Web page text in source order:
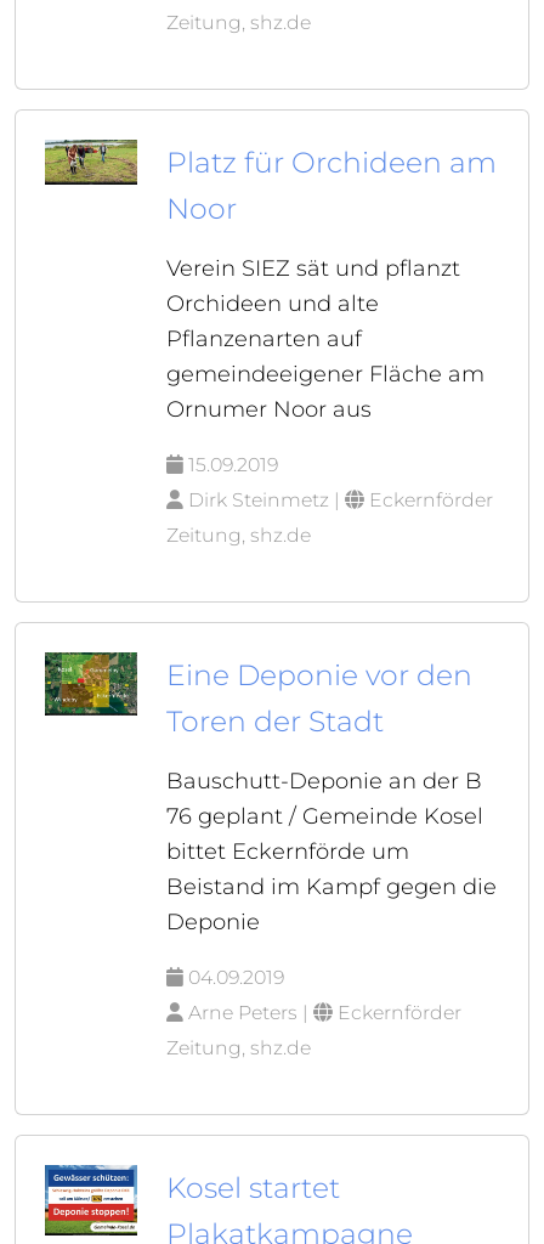
Zeitung, shz.de
Platz für Orchideen am
Noor
Verein SIEZ sät und pflanzt
Orchideen und alte
Pflanzenarten auf
gemeindeeigener Fläche am
Ornumer Noor aus
15.09.2019
Dirk Steinmetz |
Eckernförder
Zeitung, shz.de
Eine Deponie vor den
Toren der Stadt
Bauschutt-Deponie an der B
76 geplant / Gemeinde Kosel
bittet Eckernförde um
Beistand im Kampf gegen die
Deponie
04.09.2019
Arne Peters |
Eckernförder
Zeitung, shz.de
Kosel startet
Plakatkampagne